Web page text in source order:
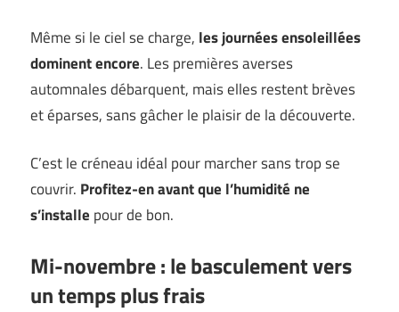
Même si le ciel se charge, les journées ensoleillées
dominent encore. Les premières averses
automnales débarquent, mais elles restent brèves
et éparses, sans gâcher le plaisir de la découverte.
C’est le créneau idéal pour marcher sans trop se
couvrir. Profitez-en avant que l’humidité ne
s’installe pour de bon.
Mi-novembre : le basculement vers
un temps plus frais